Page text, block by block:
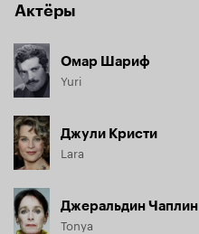
Актёры
Омар Шариф
Yuri
Джули Кристи
Lara
Джеральдин Чаплин
Tonya